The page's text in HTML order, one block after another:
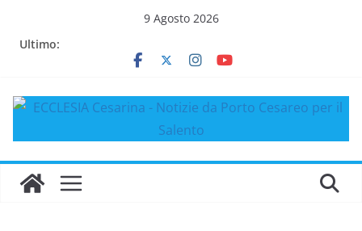
9 Agosto 2026
Ultimo: